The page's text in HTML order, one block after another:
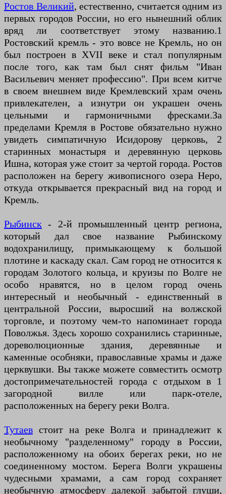
Ростов Великий, естественно, считается одним из
первых городов России, но его нынешний облик
вряд ли соответствует этому названию.1
Ростовский кремль - это вовсе не Кремль, но он
был построен в XVII веке и стал популярным
после того, как там был снят фильм "Иван
Васильевич меняет профессию". При всем китче
в своем внешнем виде Кремлевский храм очень
привлекателен, а изнутри он украшен очень
цельными и гармоничными фресками.За
пределами Кремля в Ростове обязательно нужно
увидеть симпатичную Исидорову церковь, 2
старинных монастыря и деревянную церковь
Ишна, которая уже стоит за чертой города. Ростов
расположен на берегу живописного озера Неро,
откуда открывается прекрасный вид на город и
Кремль.
Рыбинск - 2-й промышленный центр региона,
который дал свое название Рыбинскому
водохранилищу, примыкающему к большой
плотине и каскаду скал. Сам город не относится к
городам Золотого кольца, и круизы по Волге не
особо нравятся, но в целом город очень
интересный и необычный - единственный в
центральной России, выросший на волжской
торговле, и поэтому чем-то напоминает города
Поволжья. Здесь хорошо сохранились старинные,
дореволюционные здания, деревянные и
каменные особняки, православные храмы и даже
церквушки. Вы также можете совместить осмотр
достопримечательностей города с отдыхом в 1
загородной вилле или парк-отеле,
расположенных на берегу реки Волга.
Тутаев стоит на реке Волга и принадлежит к
необычному "разделенному" городу в России,
расположенному на обоих берегах реки, но не
соединенному мостом. Берега Волги украшены
чудесными храмами, а сам город сохраняет
необычную атмосферу далекой забытой глуши,